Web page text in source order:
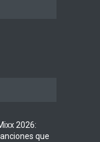
2026:
que